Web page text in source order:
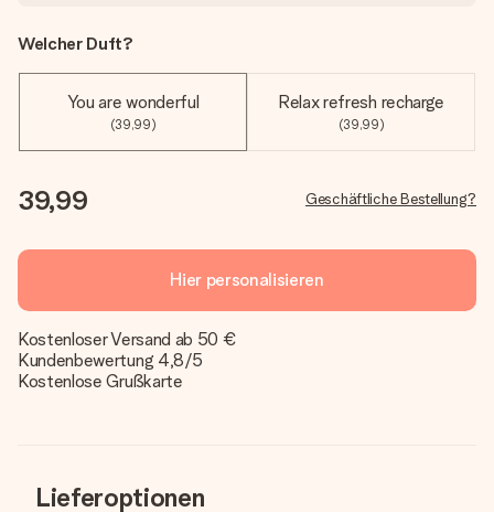
Welcher Duft?
You are wonderful
(39,99)
Relax refresh recharge
(39,99)
39,99 Geschäftliche Bestellung?
Hier personalisieren
Kostenloser Versand ab 50 €
Kundenbewertung 4,8/5
Kostenlose Grußkarte
Lieferoptionen